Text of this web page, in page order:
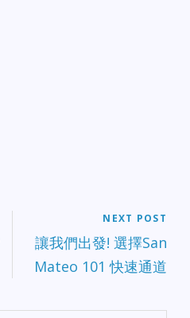
NEXT POST
讓我們出發! 選擇San
Mateo 101 快速通道